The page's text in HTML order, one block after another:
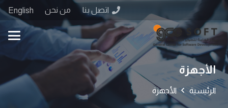
اتصل بنا من نحن English
الأجهزة
الرئيسية الأجهزة